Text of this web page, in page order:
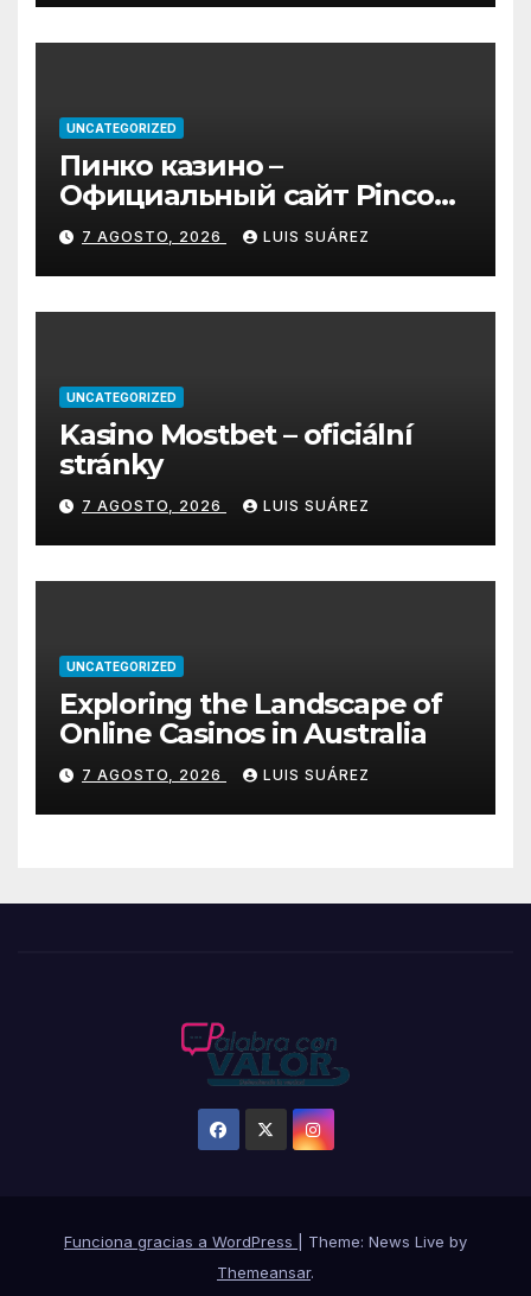
UNCATEGORIZED
Пинко казино –
Официальный сайт Pinco
играть онлайн | Зеркало и
вход
7 AGOSTO, 2026 LUIS SUÁREZ
UNCATEGORIZED
Kasino Mostbet – oficiální
stránky
7 AGOSTO, 2026 LUIS SUÁREZ
UNCATEGORIZED
Exploring the Landscape of
Online Casinos in Australia
7 AGOSTO, 2026 LUIS SUÁREZ
Funciona gracias a WordPress
Theme: News Live by
Themeansar.